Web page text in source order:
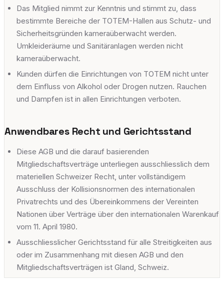
Das Mitglied nimmt zur Kenntnis und stimmt zu, dass
bestimmte Bereiche der TOTEM-Hallen aus Schutz- und
Sicherheitsgründen kameraüberwacht werden.
Umkleideräume und Sanitäranlagen werden nicht
kameraüberwacht.
Kunden dürfen die Einrichtungen von TOTEM nicht unter
dem Einfluss von Alkohol oder Drogen nutzen. Rauchen
und Dampfen ist in allen Einrichtungen verboten.
Anwendbares Recht und Gerichtsstand
Diese AGB und die darauf basierenden
Mitgliedschaftsverträge unterliegen ausschliesslich dem
materiellen Schweizer Recht, unter vollständigem
Ausschluss der Kollisionsnormen des internationalen
Privatrechts und des Übereinkommens der Vereinten
Nationen über Verträge über den internationalen Warenkauf
vom 11. April 1980.
Ausschliesslicher Gerichtsstand für alle Streitigkeiten aus
oder im Zusammenhang mit diesen AGB und den
Mitgliedschaftsverträgen ist Gland, Schweiz.